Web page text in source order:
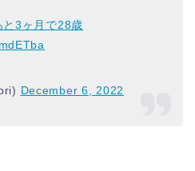
と3ヶ月で28歳
December 6, 2022